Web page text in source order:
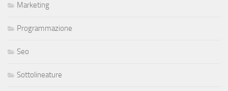
Marketing
Programmazione
Seo
Sottolineature